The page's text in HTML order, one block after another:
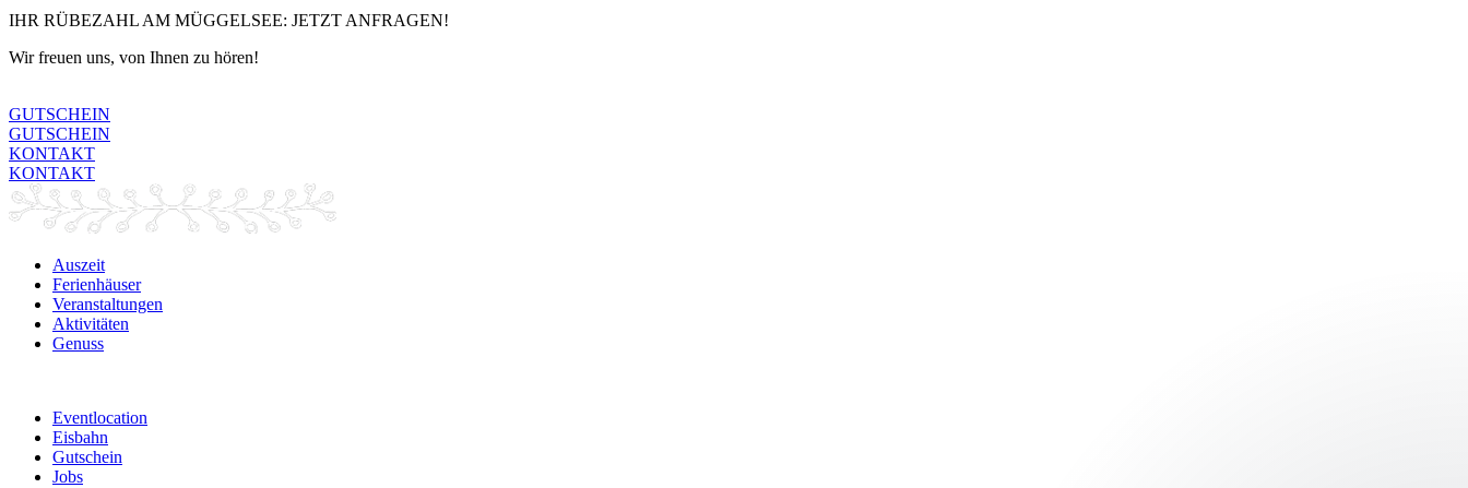
IHR RÜBEZAHL AM MÜGGELSEE: JETZT ANFRAGEN!
Wir freuen uns, von Ihnen zu hören!
GUTSCHEIN
GUTSCHEIN
KONTAKT
KONTAKT
Auszeit
Ferienhäuser
Veranstaltungen
Aktivitäten
Genuss
Eventlocation
Eisbahn
Gutschein
Jobs